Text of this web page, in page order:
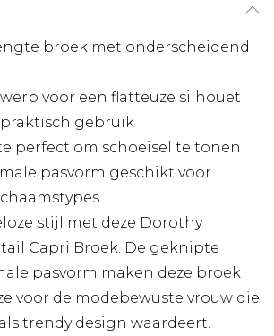
broek met onderscheidend
voor een flatteuze silhouet
gebruik
perfect om schoeisel te tonen
pasvorm geschikt voor
stijl met deze Dorothy
Capri Broek. De geknipte
pasvorm maken deze broek
voor de modebewuste vrouw die
trendy design waardeert.